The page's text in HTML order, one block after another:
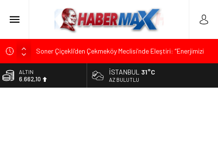
Soner Çiçekli’den Çekmeköy Meclisi’nde Eleştiri: “Enerjimizi
Edremit’te Kaymakam Ahmet Odabaş’a Duygu Dolu Veda
ALTIN
6.662,10
İSTANBUL 31°C
AZ BULUTLU